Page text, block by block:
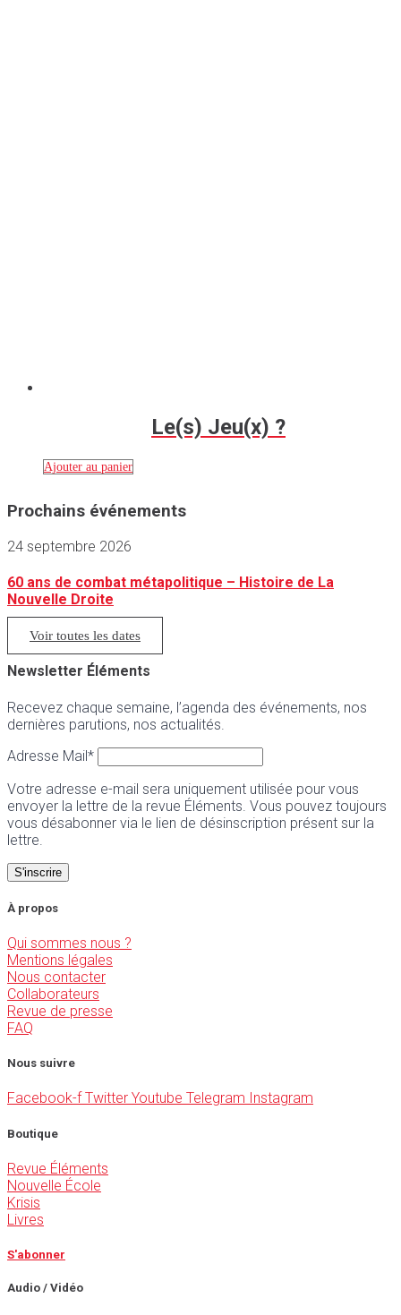
Le(s) Jeu(x) ?
Ajouter au panier
Prochains événements
24 septembre 2026
60 ans de combat métapolitique – Histoire de La
Nouvelle Droite
Voir toutes les dates
Newsletter Éléments
Recevez chaque semaine, l’agenda des événements, nos
dernières parutions, nos actualités.
Adresse Mail*
Votre adresse e-mail sera uniquement utilisée pour vous
envoyer la lettre de la revue Éléments. Vous pouvez toujours
vous désabonner via le lien de désinscription présent sur la
lettre.
À propos
Qui sommes nous ?
Mentions légales
Nous contacter
Collaborateurs
Revue de presse
FAQ
Nous suivre
Facebook-f Twitter Youtube Telegram Instagram
Boutique
Revue Éléments
Nouvelle École
Krisis
Livres
S'abonner
Audio / Vidéo